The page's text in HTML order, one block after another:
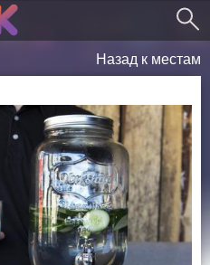
Назад к местам